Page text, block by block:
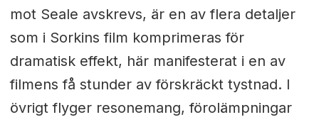
mot Seale avskrevs, är en av flera detaljer
som i Sorkins film komprimeras för
dramatisk effekt, här manifesterat i en av
filmens få stunder av förskräckt tystnad. I
övrigt flyger resonemang, förolämpningar